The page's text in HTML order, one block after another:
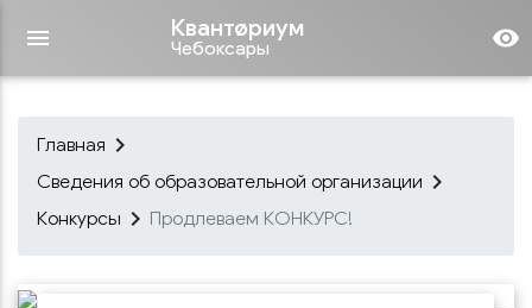
menu Квантøриум
Чебоксары remove_red_eye
Главная keyboard_arrow_right
Сведения об образовательной организации keyboard_arrow_right
Конкурсы keyboard_arrow_right Продлеваем КОНКУРС!